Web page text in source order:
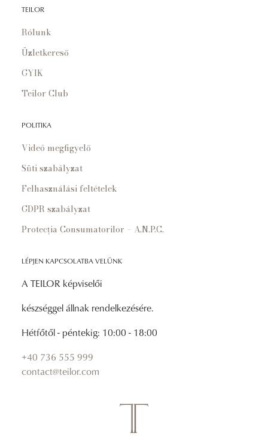
TEILOR
Rólunk
Üzletkereső
GYIK
Teilor Club
POLITIKA
Videó megfigyelő
Süti szabályzat
Felhasználási feltételek
GDPR szabályzat
Protecția Consumatorilor – A.N.P.C.
LÉPJEN KAPCSOLATBA VELÜNK
A TEILOR képviselői
készséggel állnak rendelkezésére.
Hétfőtől - péntekig: 10:00 - 18:00
+40 736 555 999
contact@teilor.com